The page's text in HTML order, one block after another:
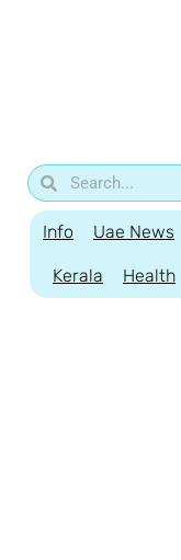
Info Uae News
Kerala Health